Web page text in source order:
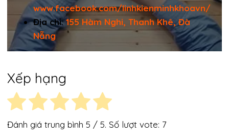
www.facebook.com/linhkienminhkhoavn/
Địa chỉ:155 Hàm Nghi, Thanh Khê, Đà
Nẵng
Xếp hạng
Đánh giá trung bình 5 / 5. Số lượt vote: 7